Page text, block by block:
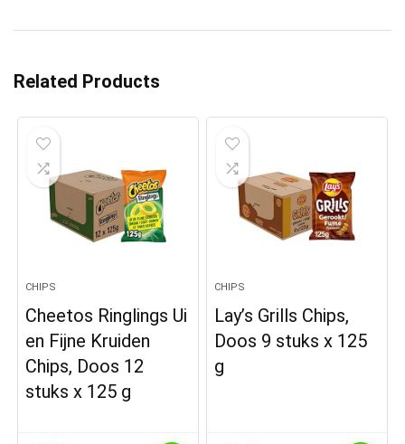
Related Products
CHIPS
Cheetos Ringlings Ui
en Fijne Kruiden
Chips, Doos 12
stuks x 125 g
CHIPS
Lay’s Grills Chips,
Doos 9 stuks x 125
g